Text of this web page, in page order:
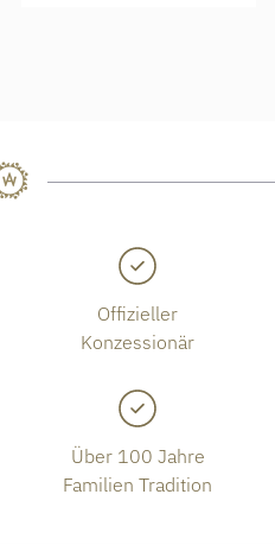
Offizieller
Konzessionär
Über 100 Jahre
Familien Tradition